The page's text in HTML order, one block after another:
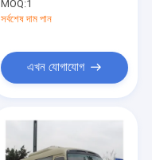
MOQ:1
সর্বশেষ দাম পান
এখন যোগাযোগ